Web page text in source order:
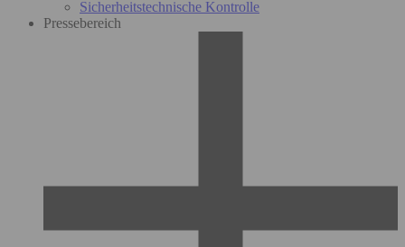
Sicherheitstechnische Kontrolle
Pressebereich